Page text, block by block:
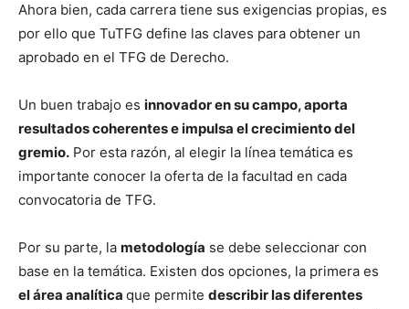
Ahora bien, cada carrera tiene sus exigencias propias, es
por ello que TuTFG define las claves para obtener un
aprobado en el TFG de Derecho.
Un buen trabajo es innovador en su campo, aporta
resultados coherentes e impulsa el crecimiento del
gremio. Por esta razón, al elegir la línea temática es
importante conocer la oferta de la facultad en cada
convocatoria de TFG.
Por su parte, la metodología se debe seleccionar con
base en la temática. Existen dos opciones, la primera es
el área analítica que permite describir las diferentes